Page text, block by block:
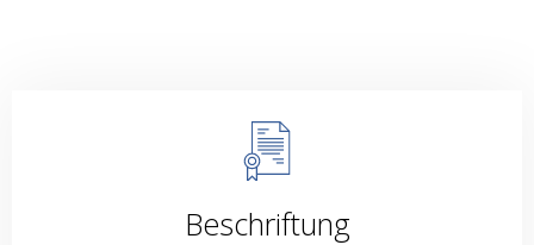
Beschriftung